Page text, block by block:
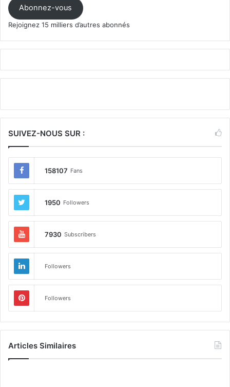
mail Abonnez-vous
Rejoignez 15 milliers d’autres abonnés
SUIVEZ-NOUS SUR :
158107 Fans
1950 Followers
7930 Subscribers
Followers
Followers
Articles Similaires